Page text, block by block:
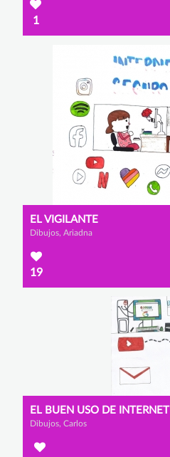
1
EL VIGILANTE
Dibujos, Ariadna
19
EL BUEN USO DE INTERNET
Dibujos, Carlos